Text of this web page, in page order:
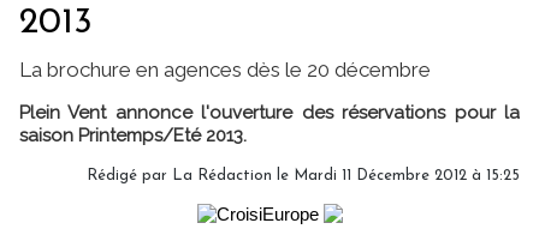
2013
La brochure en agences dès le 20 décembre
Plein Vent annonce l'ouverture des réservations pour la
saison Printemps/Eté 2013.
Rédigé par La Rédaction le Mardi 11 Décembre 2012 à 15:25